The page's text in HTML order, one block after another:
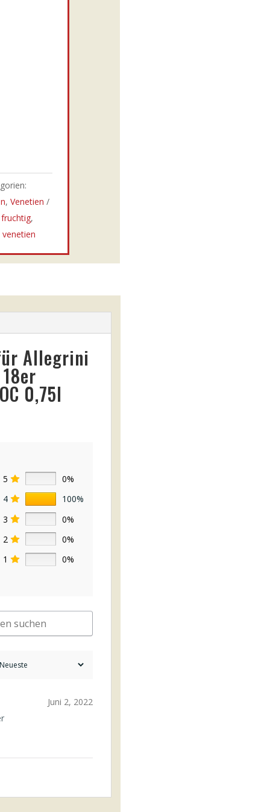
, Venetien
fruchtig,
venetien
Allegrini
0,75l
5
0%
4
100%
3
0%
2
0%
1
0%
Juni 2, 2022